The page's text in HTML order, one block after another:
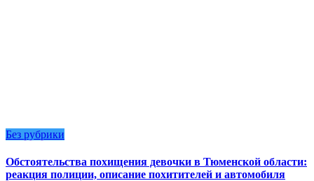
Без рубрики
Обстоятельства похищения девочки в Тюменской области:
реакция полиции, описание похитителей и автомобиля